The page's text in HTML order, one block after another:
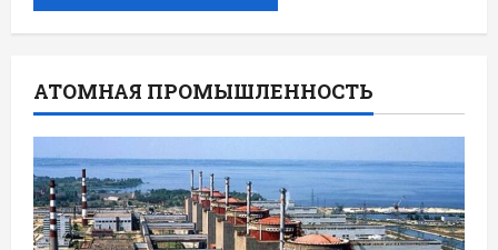
АТОМНАЯ ПРОМЫШЛЕННОСТЬ